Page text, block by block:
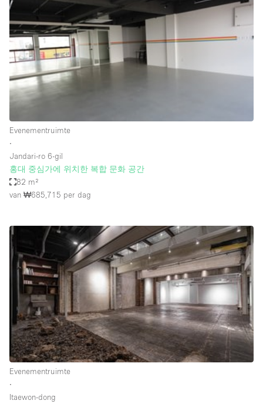
Container
Creatieve ruimte
Dak
Evenementruimte
Foto / Filmstudio
Hal
Herenhuis / Huis
Kantoorruimte
Kraampje / Kiosk / Stalletje
Magazijn
Markt / Festival
Ontvangsthal
Overige
Restaurant / Bar / Café
Salon
Unieke ruimte
Vergaderruimte
Vrachtwagen
Evenementruimte
∙
Jandari-ro 6-gil
홍대 중심가에 위치한 복합 문화 공간
82 m²
van ₩685,715 per dag
Evenementruimte
∙
Itaewon-dong